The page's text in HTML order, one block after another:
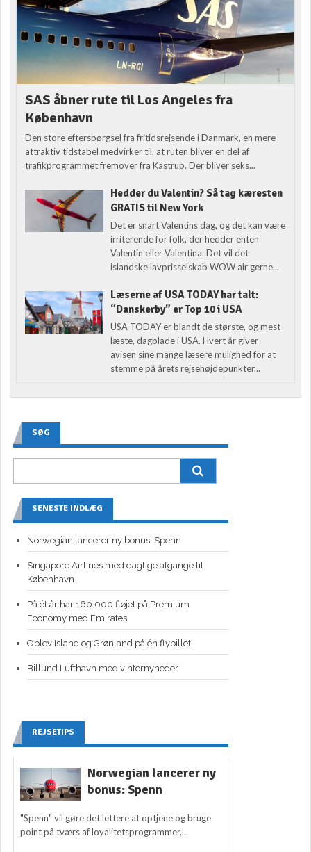
SAS åbner rute til Los Angeles fra
København
Den store efterspørgsel fra fritidsrejsende i Danmark, en mere
attraktiv tidstabel medvirker til, at ruten bliver en del af
trafikprogrammet fremover fra Kastrup. Der bliver seks...
Hedder du Valentin? Så tag kæresten
GRATIS til New York
Det er snart Valentins dag, og det kan være
irriterende for folk, der hedder enten
Valentin eller Valentina. Det vil det
islandske lavprisselskab WOW air gerne...
Læserne af USA TODAY har talt:
“Danskerby” er Top 10 i USA
USA TODAY er blandt de største, og mest
læste, dagblade i USA. Hvert år giver
avisen sine mange læsere mulighed for at
stemme på årets rejsehøjdepunkter...
SØG
SENESTE INDLÆG
Norwegian lancerer ny bonus: Spenn
Singapore Airlines med daglige afgange til
København
På ét år har 160.000 fløjet på Premium
Economy med Emirates
Oplev Island og Grønland på én flybillet
Billund Lufthavn med vinternyheder
REJSETIPS
Norwegian lancerer ny
bonus: Spenn
"Spenn" vil gøre det lettere at optjene og bruge
point på tværs af loyalitetsprogrammer,...